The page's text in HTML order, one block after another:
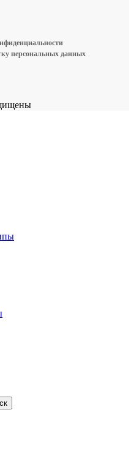
персональных данных